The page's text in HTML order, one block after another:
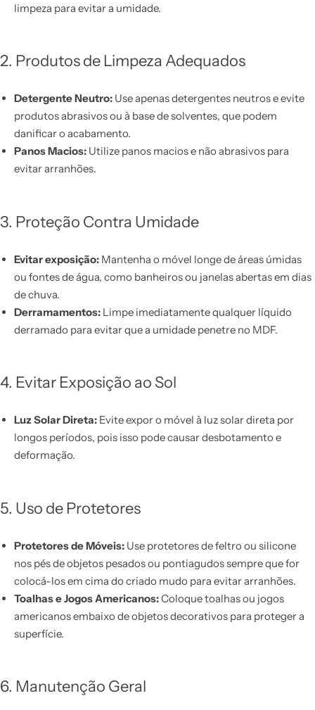
limpeza para evitar a umidade.
2. Produtos de Limpeza Adequados
Detergente Neutro:Use apenas detergentes neutros e evite
produtos abrasivos ou à base de solventes, que podem
danificar o acabamento.
Panos Macios:Utilize panos macios e não abrasivos para
evitar arranhões.
3. Proteção Contra Umidade
Evitar exposição:Mantenha o móvel longe de áreas úmidas
ou fontes de água, como banheiros ou janelas abertas em dias
de chuva.
Derramamentos:Limpe imediatamente qualquer líquido
derramado para evitar que a umidade penetre no MDF.
4. Evitar Exposição ao Sol
Luz Solar Direta:Evite expor o móvel à luz solar direta por
longos períodos, pois isso pode causar desbotamento e
deformação.
5. Uso de Protetores
Protetores de Móveis:Use protetores de feltro ou silicone
nos pés de objetos pesados ou pontiagudos sempre que for
colocá-los em cima do criado mudo para evitar arranhões.
Toalhas e Jogos Americanos:Coloque toalhas ou jogos
americanos embaixo de objetos decorativos para proteger a
superfície.
6. Manutenção Geral